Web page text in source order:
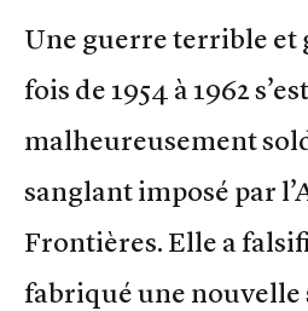
Une guerre terrible et
fois de 1954 à 1962 s’est
malheureusement
sanglant imposé par
Frontières. Elle a
fabriqué une nouvelle